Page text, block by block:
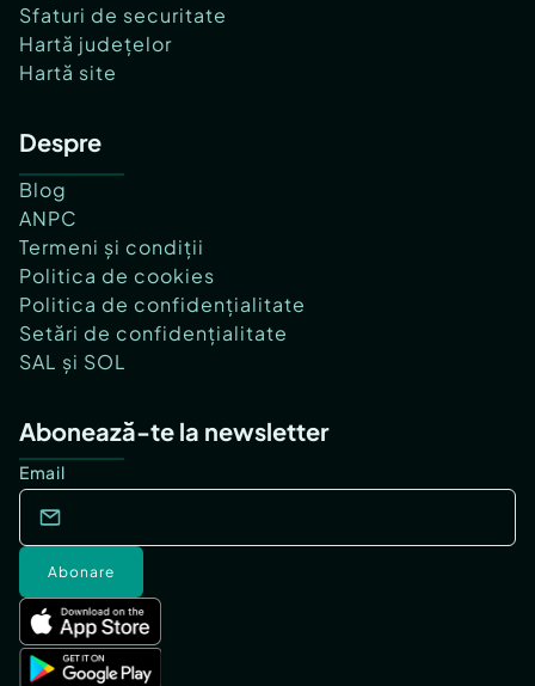
Sfaturi de securitate
Hartă județelor
Hartă site
Despre
Blog
ANPC
Termeni și condiții
Politica de cookies
Politica de confidențialitate
Setări de confidențialitate
SAL și SOL
Abonează-te la newsletter
Email
Abonare